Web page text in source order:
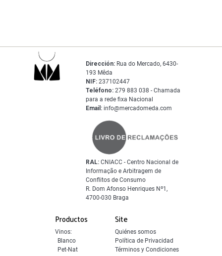
Productos
Vinos:
Blanco
Pet-Nat
Site
Quiénes somos
Política de Privacidad
Términos y Condiciones
Dirección: Rua do Mercado, 6430-
193 Mêda
NIF: 237102447
Teléfono: 279 883 038 - Chamada
para a rede fixa Nacional
Email: info@mercadomeda.com
RAL: CNIACC - Centro Nacional de
Informação e Arbitragem de
Conflitos de Consumo
R. Dom Afonso Henriques Nº1,
4700-030 Braga